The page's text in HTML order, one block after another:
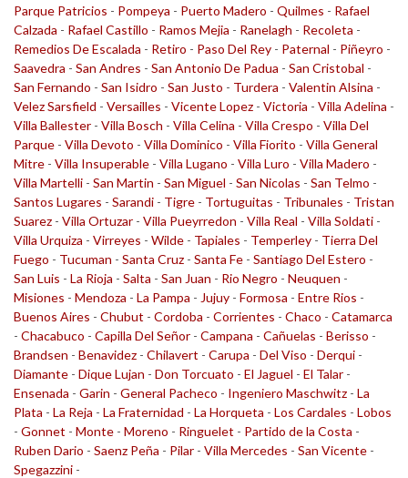
Parque Patricios - Pompeya - Puerto Madero - Quilmes - Rafael
Calzada - Rafael Castillo - Ramos Mejia - Ranelagh - Recoleta -
Remedios De Escalada - Retiro - Paso Del Rey - Paternal - Piñeyro -
Saavedra - San Andres - San Antonio De Padua - San Cristobal -
San Fernando - San Isidro - San Justo - Turdera - Valentin Alsina -
Velez Sarsfield - Versailles - Vicente Lopez - Victoria - Villa Adelina -
Villa Ballester - Villa Bosch - Villa Celina - Villa Crespo - Villa Del
Parque - Villa Devoto - Villa Dominico - Villa Fiorito - Villa General
Mitre - Villa Insuperable - Villa Lugano - Villa Luro - Villa Madero -
Villa Martelli - San Martin - San Miguel - San Nicolas - San Telmo -
Santos Lugares - Sarandi - Tigre - Tortuguitas - Tribunales - Tristan
Suarez - Villa Ortuzar - Villa Pueyrredon - Villa Real - Villa Soldati -
Villa Urquiza - Virreyes - Wilde - Tapiales - Temperley - Tierra Del
Fuego - Tucuman - Santa Cruz - Santa Fe - Santiago Del Estero -
San Luis - La Rioja - Salta - San Juan - Rio Negro - Neuquen -
Misiones - Mendoza - La Pampa - Jujuy - Formosa - Entre Rios -
Buenos Aires - Chubut - Cordoba - Corrientes - Chaco - Catamarca
- Chacabuco - Capilla Del Señor - Campana - Cañuelas - Berisso -
Brandsen - Benavidez - Chilavert - Carupa - Del Viso - Derqui -
Diamante - Dique Lujan - Don Torcuato - El Jaguel - El Talar -
Ensenada - Garin - General Pacheco - Ingeniero Maschwitz - La
Plata - La Reja - La Fraternidad - La Horqueta - Los Cardales - Lobos
- Gonnet - Monte - Moreno - Ringuelet - Partido de la Costa -
Ruben Dario - Saenz Peña - Pilar - Villa Mercedes - San Vicente -
Spegazzini -